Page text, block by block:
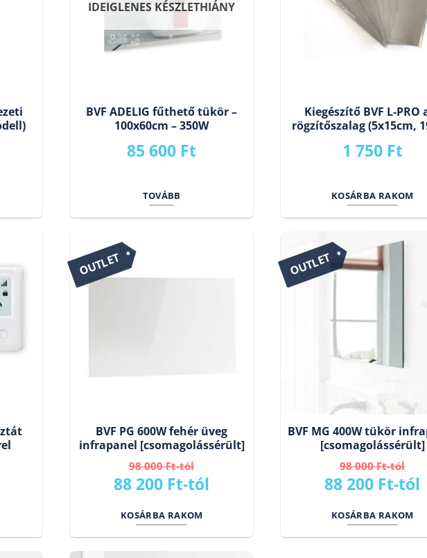
IDEIGLENES KÉSZLETHIÁNY
BVF ADELIG fűthető tükör –
100x60cm – 350W
85 600 Ft
TOVÁBB
Kiegészítő BVF L-PRO
rögzítőszalag (5x15cm,
1 750 Ft
KOSÁRBA RAKOM
OUTLET
BVF PG 600W fehér üveg
infrapanel [csomagolássérült]
98 000Ft
Original
price
was:
88 200 Ft
KOSÁRBA RAKOM
OUTLET
BVF MG 400W tükör
[csomagolássérült]
98 000Ft
Original
price
was:
88 200 Ft
KOSÁRBA RAKOM